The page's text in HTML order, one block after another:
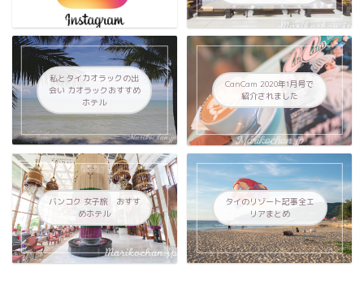
私とタイカオラックの出
会い カオラックおすすめ
ホテル
CanCam 2020年1月号で
紹介されました
バンコク 女子旅 おすす
めホテル
タイのリゾート記事全エ
リアまとめ